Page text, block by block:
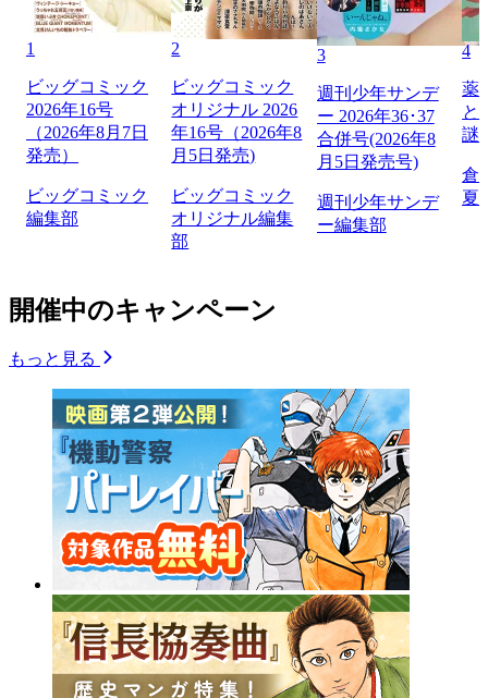
1
ビッグコミック
2026年16号
（2026年8月7日
発売）
ビッグコミック
編集部
2
ビッグコミック
オリジナル 2026
年16号（2026年8
月5日発売)
ビッグコミック
オリジナル編集
部
3
週刊少年サンデ
ー 2026年36･37
合併号(2026年8
月5日発売号)
週刊少年サンデ
ー編集部
4
薬
と
謎
倉
夏
開催中のキャンペーン
もっと見る